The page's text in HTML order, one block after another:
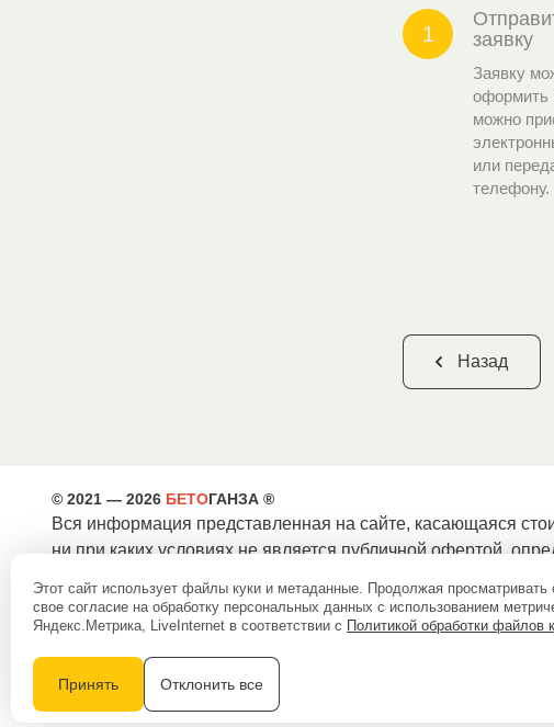
1
заявку
Заявку
оформить
можно
или
телефону.
Назад
© 2021 — 2026 БЕТОГАНЗА ®
Вся информация представленная на сайте, касающаяся
ни при каких условиях не является публичной офертой,
Политика конфиденциальности
8 (812) 679 00 40
info@betoganza.ru
Этот сайт использует файлы куки и метаданные. Продолжая
свое согласие на обработку персональных данных с использованием
Яндекс.Метрика, LiveInternet в соответствии с Политикой обработки файлов
Принять Отклонить все